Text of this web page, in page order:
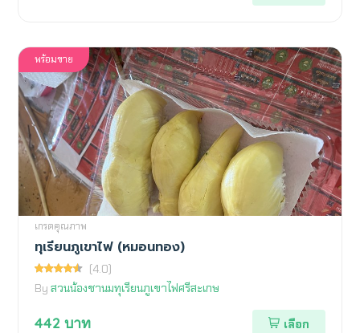
พร้อมขาย
เกรดคุณภาพ
ทุเรียนภูเขาไฟ (หมอนทอง)
(4.0)
By สวนน้องชานมทุเรียนภูเขาไฟศรีสะเกษ
442 บาท เลือก